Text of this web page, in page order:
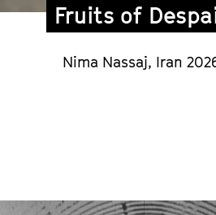
Fruits of
Nima Nassaj, Iran